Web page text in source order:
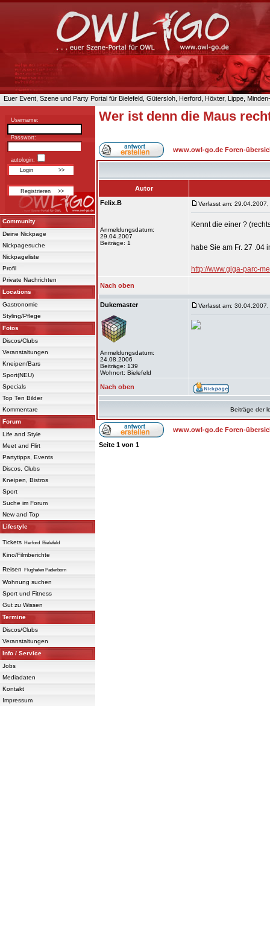
Euer Event, Szene und Party Portal für Bielefeld, Gütersloh, Herford, Höxter, Lippe,
Username:
Passwort:
autologin:
Community
Deine Nickpage
Nickpagesuche
Nickpageliste
Profil
Private Nachrichten
Locations
Gastronomie
Styling/Pflege
Fotos
Discos/Clubs
Veranstaltungen
Kneipen/Bars
Sport(NEU)
Specials
Top Ten Bilder
Kommentare
Forum
Life and Style
Meet and Flirt
Partytipps, Events
Discos, Clubs
Kneipen, Bistros
Sport
Suche im Forum
New and Top
Lifestyle
Tickets Herford Bielefeld
Kino/Filmberichte
Reisen Flughafen Paderborn
Wohnung suchen
Sport und Fitness
Gut zu Wissen
Termine
Discos/Clubs
Veranstaltungen
Info / Service
Jobs
Mediadaten
Kontakt
Impressum
Wer ist denn die Maus
www.owl-go.de Foren-
Autor
Felix.B
Anmeldungsdatum:
29.04.2007
Beiträge: 1
Verfasst am:
Kennt die einer ?
habe Sie am Fr. 27 .04
http://www.giga-parc-
Nach oben
Dukemaster
Anmeldungsdatum:
24.08.2006
Beiträge: 139
Wohnort: Bielefeld
Verfasst am:
Nach oben
Beiträge der
www.owl-go.de Foren-
Seite 1 von 1